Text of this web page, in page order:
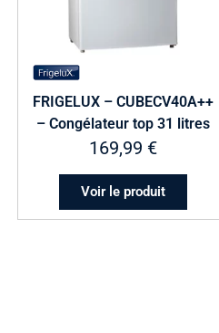
FRIGELUX – CUBECV40A++
– Congélateur top 31 litres
169,99 €
Voir le produit